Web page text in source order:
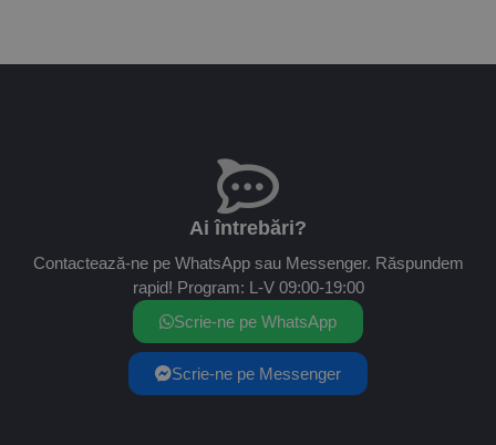
Ai întrebări?
Contactează-ne pe WhatsApp sau Messenger. Răspundem
rapid! Program: L-V 09:00-19:00
Scrie-ne pe WhatsApp
Scrie-ne pe Messenger